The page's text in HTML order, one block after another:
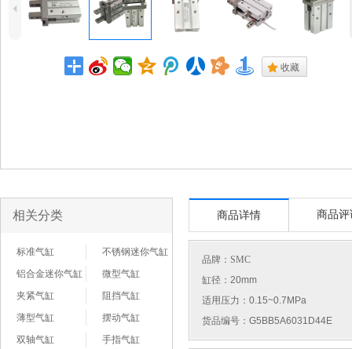
4
. 收藏
相关分类
标准气缸
不锈钢迷你气缸
铝合金迷你气缸
微型气缸
夹紧气缸
阻挡气缸
薄型气缸
摆动气缸
双轴气缸
手指气缸
商品详情 商品评
品牌： SMC
缸径：20mm
适用压力：0.15~0.7MPa
货品编号：G5BB5A6031D44E